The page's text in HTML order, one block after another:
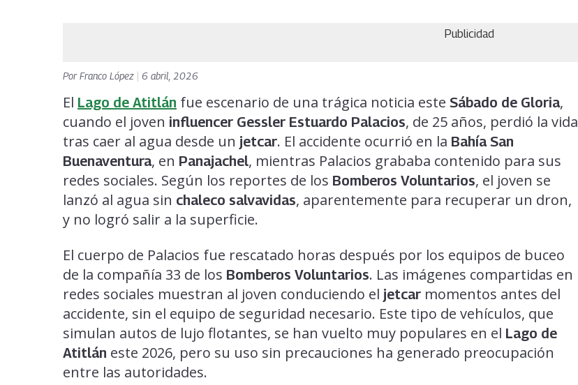
Publicidad
PorFranco López 6 abril, 2026
El Lago de Atitlán fue escenario de una trágica noticia este Sábado de Gloria,
cuando el joven influencer Gessler Estuardo Palacios, de 25 años, perdió la vida
tras caer al agua desde un jetcar. El accidente ocurrió en la Bahía San
Buenaventura, en Panajachel, mientras Palacios grababa contenido para sus
redes sociales. Según los reportes de los Bomberos Voluntarios, el joven se
lanzó al agua sin chaleco salvavidas, aparentemente para recuperar un dron,
y no logró salir a la superficie.
El cuerpo de Palacios fue rescatado horas después por los equipos de buceo
de la compañía 33 de los Bomberos Voluntarios. Las imágenes compartidas en
redes sociales muestran al joven conduciendo el jetcar momentos antes del
accidente, sin el equipo de seguridad necesario. Este tipo de vehículos, que
simulan autos de lujo flotantes, se han vuelto muy populares en el Lago de
Atitlán este 2026, pero su uso sin precauciones ha generado preocupación
entre las autoridades.